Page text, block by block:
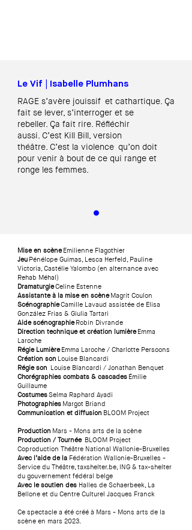
Le Vif | Isabelle Plumhans
RAGE s’avère jouissif et cathartique. Ça
fait se lever, s’interroger et se
rebeller. Ça fait rire. Réfléchir
aussi. C’est Kill Bill, version
théâtre. C’est la violence qu’on doit
pour venir à boutde ce qui range et
ronge les femmes.
Mise en scèneEmilienne Flagothier
Jeu Pénélope Guimas, Lesca Herfeld, Pauline
Victoria, Castélie Yalombo (en alternance avec
Rehab Méhal)
DramaturgieCeline Estenne
Assistante à la mise en scèneMagrit Coulon
ScénographieCamille Lavaud assistée de Elisa
González Frias & Giulia Tartari
Aide scénographieRobin Divrande
Direction technique et création lumièreEmma
Laroche
Régie LumièreEmma Laroche / Charlotte Persoons
Création son Louise Blancardi
Régie son Louise Blancardi / Jonathan Benquet
Chorégraphies combats & cascades Émilie
Guillaume
CostumesSelma Raphard Ayadi
Photographies Margot Briand
Communication et diffusion BLOOM Project​
Production Mars - Mons arts de la scène
Production / TournéeBLOOM Project
Coproduction Théâtre National Wallonie-Bruxelles
Avec l’aide de la Fédération Wallonie-Bruxelles -
Service du Théâtre, taxshelter.be, ING & tax-shelter
du gouvernement fédéral belge
Avec le soutien des Halles de Schaerbeek, La
Bellone et du Centre Culturel Jacques Franck
Ce spectacle a été créé à Mars - Mons arts de la
scène en mars 2023.